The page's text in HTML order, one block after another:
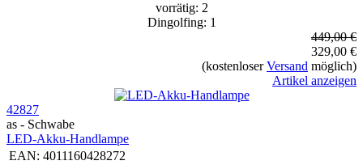
vorrätig: 2
Dingolfing: 1
449,00 €
329,00 €
(kostenloserVersand möglich)
Artikel anzeigen
42827
as - Schwabe
LED-Akku-Handlampe
EAN: 4011160428272